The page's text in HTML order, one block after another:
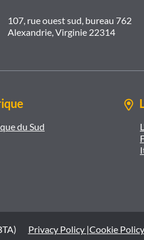
107, rue ouest sud, bureau 762
Alexandrie, Virginie 22314
du Sud
Privacy Policy |Cookie